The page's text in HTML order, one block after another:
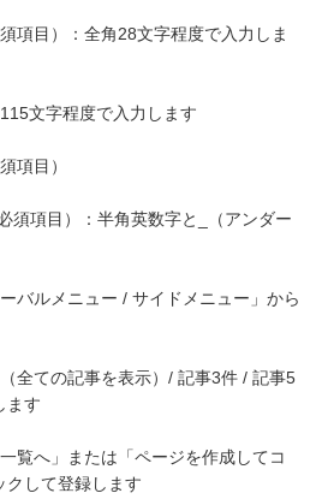
項目）：全角28文字程度で入力しま
文字程度で入力します
項目）
須項目）：半角英数字と_（アンダー
バルメニュー / サイドメニュー」から
全ての記事を表示）/ 記事3件 / 記事5
ます
覧へ」または「ページを作成してコ
クして登録します